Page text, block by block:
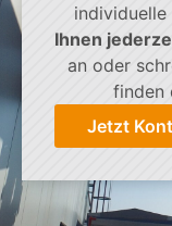
individuelle
Ihnen
an oder
finden
Jetzt